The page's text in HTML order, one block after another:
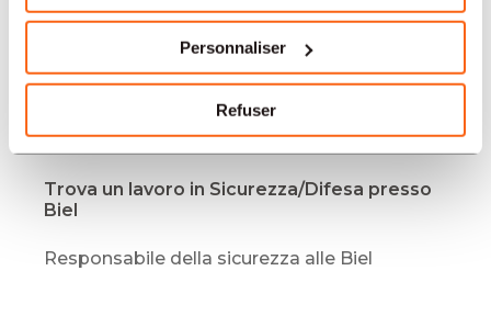
Personnaliser
Refuser
Trova un lavoro in Sicurezza/Difesa presso
Biel
Responsabile della sicurezza alle Biel